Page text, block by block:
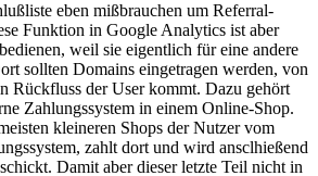
eben mißbrauchen um Referral-
Funktion in Google Analytics ist aber
weil sie eigentlich für eine andere
sollten Domains eingetragen werden, von
Rückfluss der User kommt. Dazu gehört
Zahlungssystem in einem Online-Shop.
kleineren Shops der Nutzer vom
zahlt dort und wird ansclhießend
Damit aber dieser letzte Teil nicht in